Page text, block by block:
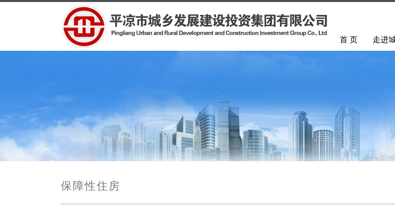
首 页 走进
保障性住房